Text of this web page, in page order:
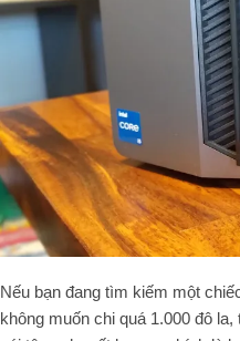
Nếu bạn đang tìm kiếm một
không muốn chi quá 1.000 đô